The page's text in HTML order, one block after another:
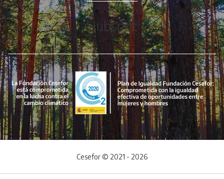
Hubspot
Cesefor © 2021 - 2026